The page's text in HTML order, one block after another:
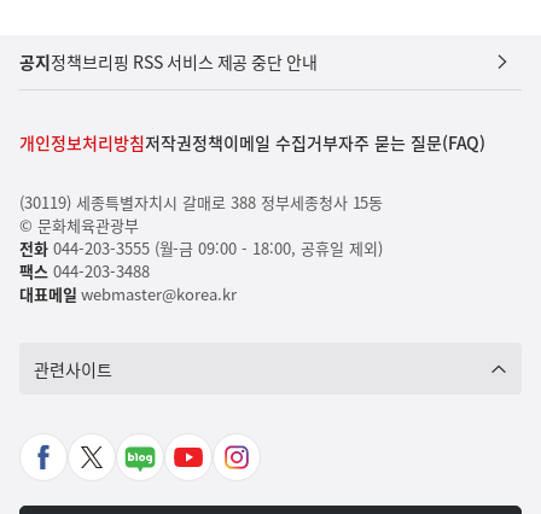
공지정책브리핑 RSS 서비스 제공 중단 안내
개인정보처리방침저작권정책이메일 수집거부자주 묻는 질문(FAQ)
(30119) 세종특별자치시 갈매로 388 정부세종청사 15동
© 문화체육관광부
전화044-203-3555 (월-금 09:00 - 18:00, 공휴일 제외)
팩스044-203-3488
대표메일 webmaster@korea.kr
관련사이트
페
X
네
유
인